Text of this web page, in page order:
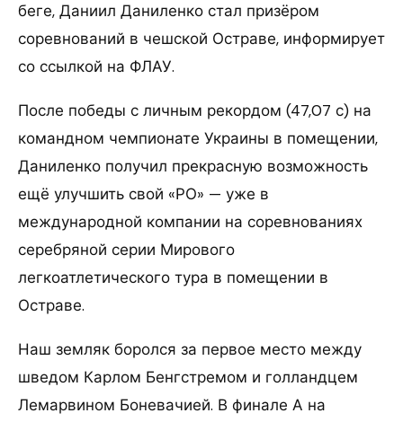
беге, Даниил Даниленко стал призёром
соревнований в чешской Остраве, информирует
со ссылкой на ФЛАУ.
После победы с личным рекордом (47,07 с) на
командном чемпионате Украины в помещении,
Даниленко получил прекрасную возможность
ещё улучшить свой «РО» — уже в
международной компании на соревнованиях
серебряной серии Мирового
легкоатлетического тура в помещении в
Остраве.
Наш земляк боролся за первое место между
шведом Карлом Бенгстремом и голландцем
Лемарвином Боневачией. В финале А на